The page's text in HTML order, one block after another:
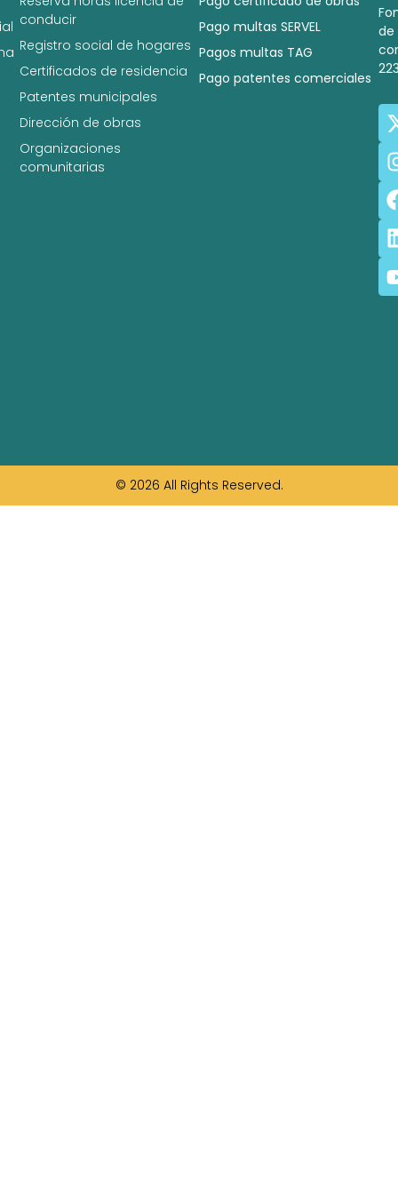
Pago multas SERVEL
Pagos multas TAG
Pago patentes comerciales
conducir
Registro social de hogares
Certificados de residencia
Patentes municipales
Dirección de obras
Organizaciones
comunitarias
de
© 2026 All Rights Reserved.